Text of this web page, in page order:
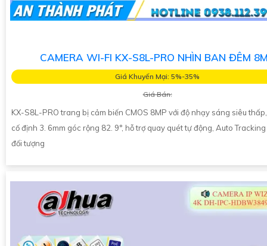
CAMERA WI-FI KX-S8L-PRO NHÌN BAN ĐÊM
Giá Khuyến Mại: 5%-35%
Giá Bán:
KX-S8L-PRO trang bị cảm biến CMOS 8MP với độ nhạy sáng siêu
cố định 3. 6mm góc rộng 82. 9°, hỗ trợ quay quét tự động, Auto
đối tượng